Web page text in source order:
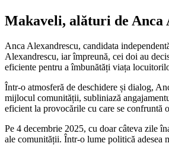
Makaveli, alături de Anca
Anca Alexandrescu, candidata
Alexandrescu, iar împreună, cei doi au
eficiente pentru a îmbunătăți viața
Într-o atmosferă de deschidere și dialog,
mijlocul comunității, subliniază
eficient la provocările cu care se confruntă
Pe 4 decembrie 2025, cu doar câteva zile
ale comunității. Într-o lume politică adesea